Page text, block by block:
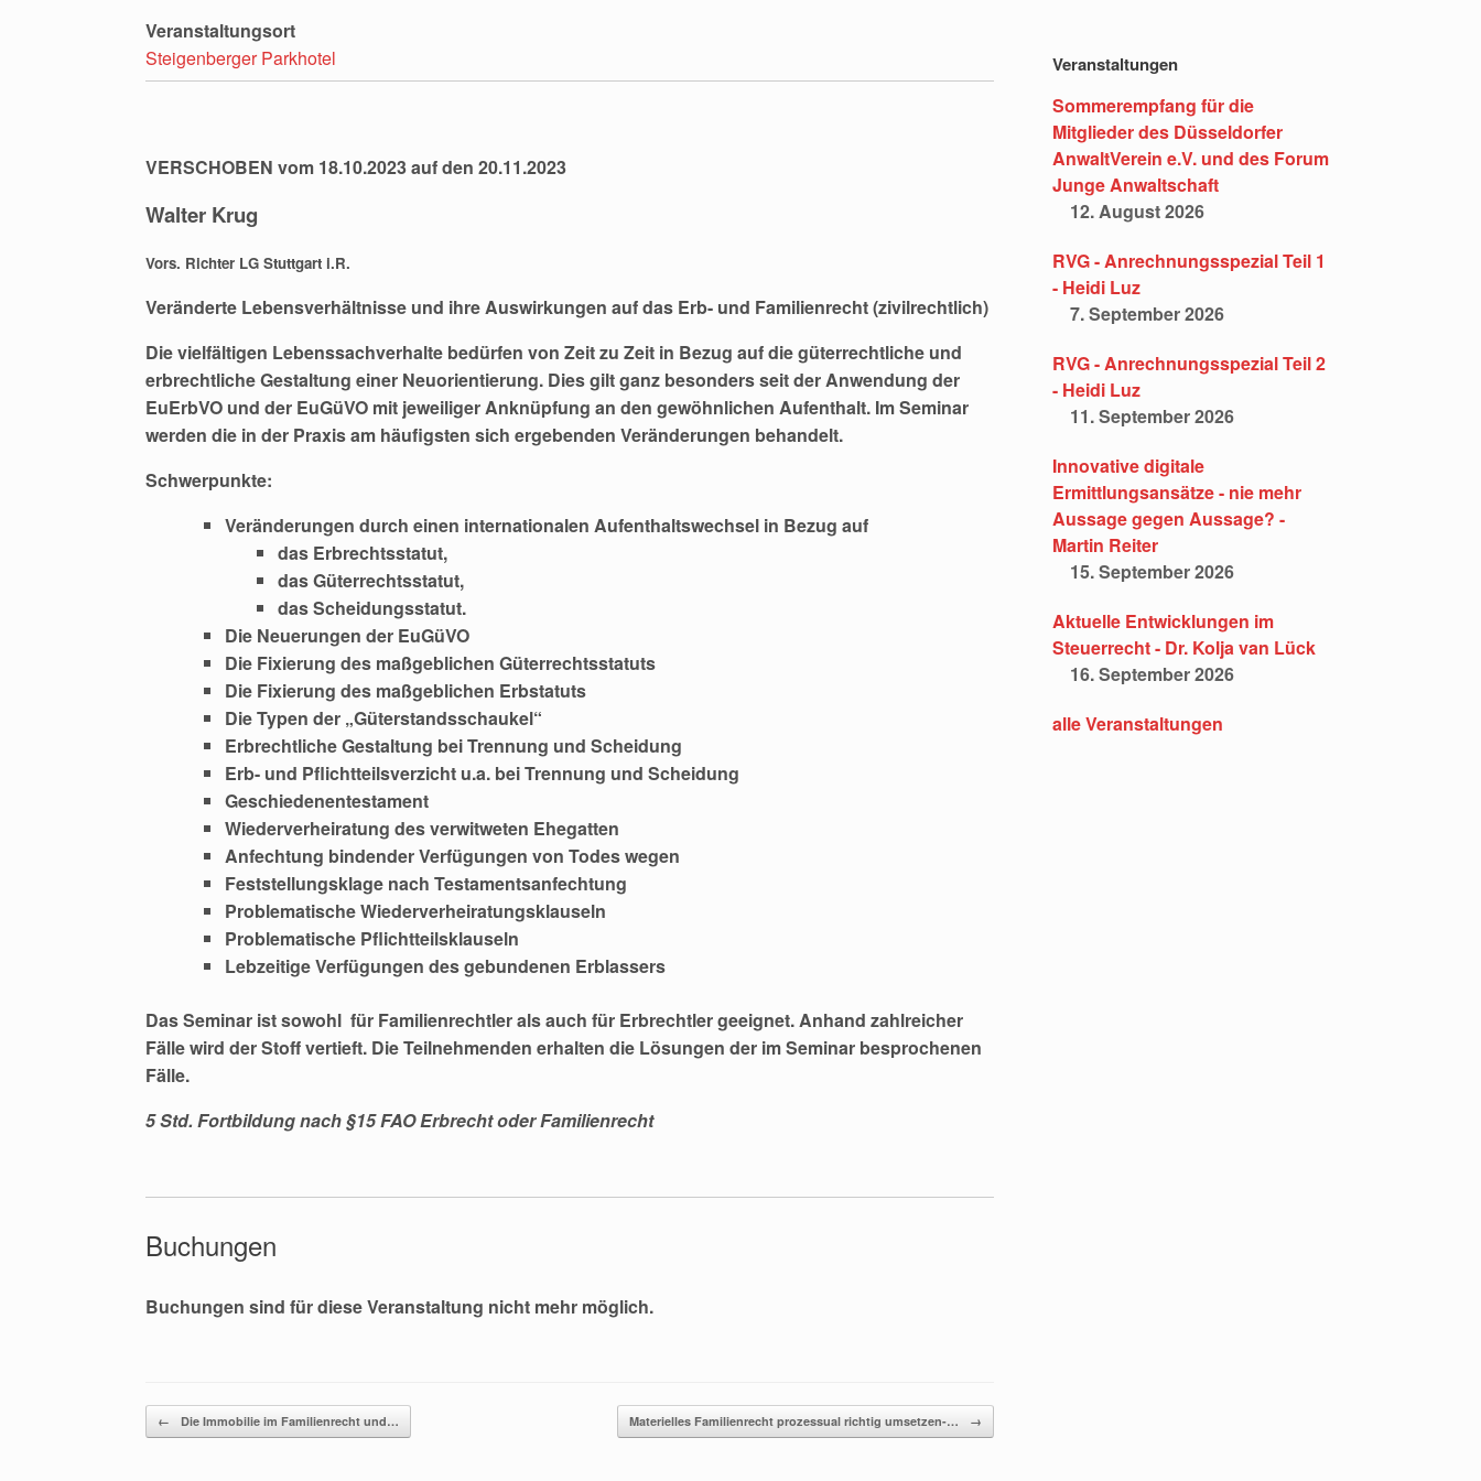
Veranstaltungsort
Steigenberger Parkhotel
VERSCHOBEN vom 18.10.2023 auf den 20.11.2023
Walter Krug
Vors. Richter LG Stuttgart i.R.
Veränderte Lebensverhältnisse und ihre Auswirkungen auf das Erb- und Familienrecht (zivilrechtlich)
Die vielfältigen Lebenssachverhalte bedürfen von Zeit zu Zeit in Bezug auf die güterrechtliche und
erbrechtliche Gestaltung einer Neuorientierung. Dies gilt ganz besonders seit der Anwendung der
EuErbVO und der EuGüVO mit jeweiliger Anknüpfung an den gewöhnlichen Aufenthalt. Im Seminar
werden die in der Praxis am häufigsten sich ergebenden Veränderungen behandelt.
Schwerpunkte:
Veränderungen durch einen internationalen Aufenthaltswechsel in Bezug auf
das Erbrechtsstatut,
das Güterrechtsstatut,
das Scheidungsstatut.
Die Neuerungen der EuGüVO
Die Fixierung des maßgeblichen Güterrechtsstatuts
Die Fixierung des maßgeblichen Erbstatuts
Die Typen der „Güterstandsschaukel“
Erbrechtliche Gestaltung bei Trennung und Scheidung
Erb- und Pflichtteilsverzicht u.a. bei Trennung und Scheidung
Geschiedenentestament
Wiederverheiratung des verwitweten Ehegatten
Anfechtung bindender Verfügungen von Todes wegen
Feststellungsklage nach Testamentsanfechtung
Problematische Wiederverheiratungsklauseln
Problematische Pflichtteilsklauseln
Lebzeitige Verfügungen des gebundenen Erblassers
Das Seminar ist sowohl für Familienrechtler als auch für Erbrechtler geeignet. Anhand zahlreicher
Fälle wird der Stoff vertieft. Die Teilnehmenden erhalten die Lösungen der im Seminar besprochenen
Fälle.
5 Std. Fortbildung nach §15 FAOErbrecht oder Familienrecht
Buchungen
Buchungen sind für diese Veranstaltung nicht mehr möglich.
Beitragsnavigation
← Die Immobilie im Familienrecht und… Materielles Familienrecht prozessual richtig umsetzen-… →
Veranstaltungen
Sommerempfang für die
Mitglieder des Düsseldorfer
AnwaltVerein e.V. und des Forum
Junge Anwaltschaft
12. August 2026
RVG - Anrechnungsspezial Teil 1
- Heidi Luz
7. September 2026
RVG - Anrechnungsspezial Teil 2
- Heidi Luz
11. September 2026
Innovative digitale
Ermittlungsansätze - nie mehr
Aussage gegen Aussage? -
Martin Reiter
15. September 2026
Aktuelle Entwicklungen im
Steuerrecht - Dr. Kolja van Lück
16. September 2026
alle Veranstaltungen